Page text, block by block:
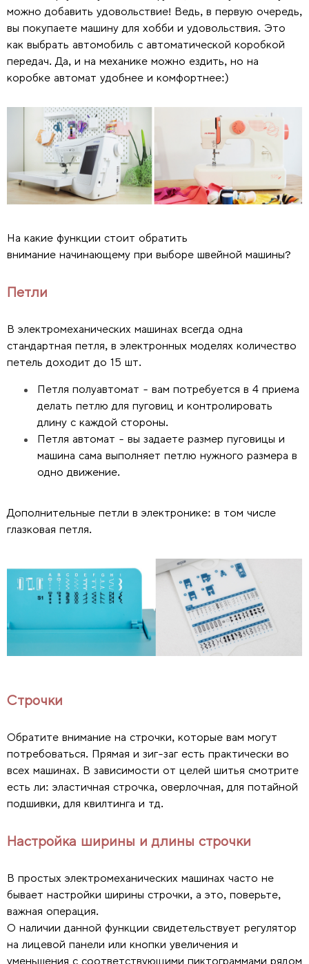
можно добавить удовольствие! Ведь, в первую очередь,
вы покупаете машину для хобби и удовольствия. Это
как выбрать автомобиль с автоматической коробкой
передач. Да, и на механике можно ездить, но на
коробке автомат удобнее и комфортнее:)
На какие функции стоит обратить
внимание начинающему при выборе швейной машины?
Петли
В электромеханических машинах всегда одна
стандартная петля, в электронных моделях количество
петель доходит до 15 шт.
Петля полуавтомат - вам потребуется в 4 приема
делать петлю для пуговиц и контролировать
длину с каждой стороны.
Петля автомат - вы задаете размер пуговицы и
машина сама выполняет петлю нужного размера в
одно движение.
Дополнительные петли в электронике: в том числе
глазковая петля.
Строчки
Обратите внимание на строчки, которые вам могут
потребоваться. Прямая и зиг-заг есть практически во
всех машинах. В зависимости от целей шитья смотрите
есть ли: эластичная строчка, оверлочная, для потайной
подшивки, для квилтинга и тд.
Настройка ширины и длины строчки
В простых электромеханических машинах часто не
бывает настройки ширины строчки, а это, поверьте,
важная операция.
О наличии данной функции свидетельствует регулятор
на лицевой панели или кнопки увеличения и
уменьшения с соответствующими пиктограммами рядом